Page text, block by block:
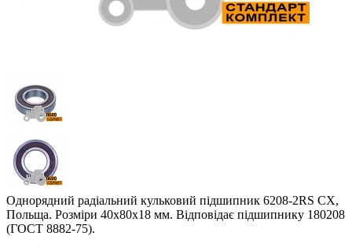
Однорядний радіальний кульковий підшипник 6208-2RS CX,
Польща. Розміри 40x80x18 мм. Відповідає підшипнику 180208
(ГОСТ 8882-75).